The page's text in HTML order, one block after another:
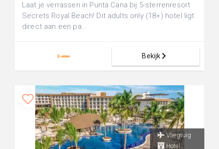
Laat je verrassen in Punta Cana bij 5-sterrenresort
Secrets Royal Beach! Dit adults only (18+) hotel ligt
direct aan een pa...
Bekijk
Vliegtuig
Hotel